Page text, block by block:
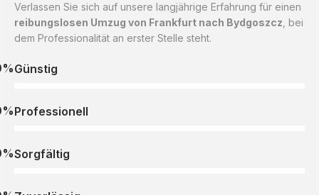
Verlassen Sie sich auf unsere langjährige Erfahrung für einen
reibungslosen Umzug von Frankfurt nach Bydgoszcz , bei
dem Professionalität an erster Stelle steht.
Günstig
Professionell
Sorgfältig